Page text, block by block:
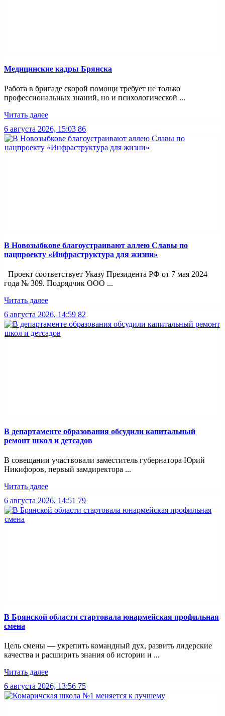
Медицинские кадры Брянска
Работа в бригаде скорой помощи требует не только
профессиональных знаний, но и психологической ...
Читать далее
6 августа 2026, 15:03 86
В Новозыбкове благоустраивают аллею Славы по
нацпроекту «Инфраструктура для жизни»
Проект соответствует Указу Президента РФ от 7 мая 2024
года № 309. Подрядчик ООО ...
Читать далее
6 августа 2026, 14:59 82
В департаменте образования обсудили капитальный
ремонт школ и детсадов
В совещании участвовали заместитель губернатора Юрий
Никифоров, первый замдиректора ...
Читать далее
6 августа 2026, 14:51 79
В Брянской области стартовала юнармейская профильная
смена
Цель смены — укрепить командный дух, развить лидерские
качества и расширить знания об истории и ...
Читать далее
6 августа 2026, 13:56 75